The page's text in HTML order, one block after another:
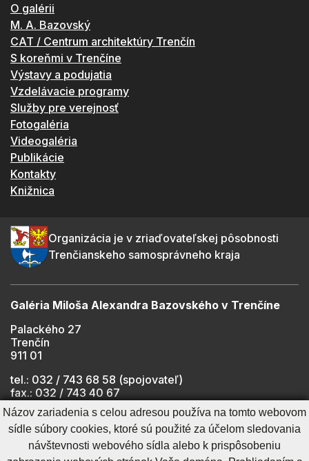
O galérii
M. A. Bazovský
CAT / Centrum architektúry Trenčín
S koreňmi v Trenčíne
Výstavy a podujatia
Vzdelávacie programy
Služby pre verejnosť
Fotogaléria
Videogaléria
Publikácie
Kontakty
Knižnica
Organizácia je v zriaďovateľskej pôsobnosti
Trenčianskeho samosprávneho kraja
Galéria Miloša Alexandra Bazovského v Trenčíne
Palackého 27
Trenčín
911 01
tel.: 032 / 743 68 58 (spojovateľ)
fax.: 032 / 743 40 67
e-mail:
info@gmab.sk
Cookies nastavenie
Ochrana osobných údajov
Názov zariadenia s celou adresou používa na tomto webovom
sídle súbory cookies, ktoré sú použité za účelom sledovania
návštevnosti webového sídla alebo k prispôsobeniu